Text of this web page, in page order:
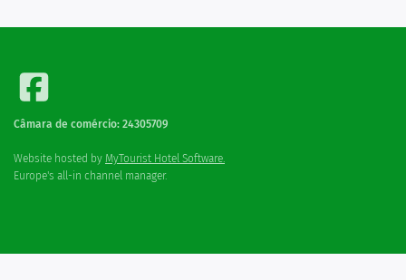
Câmara de comércio: 24305709
Website hosted by MyTourist Hotel Software.
Europe's all-in channel manager.